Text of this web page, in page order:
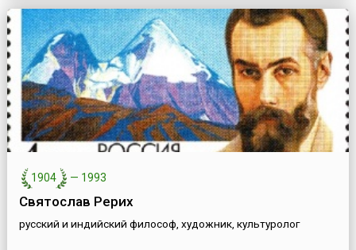
1904 — 1993
Святослав Рерих
русский и индийский философ, художник, культуролог